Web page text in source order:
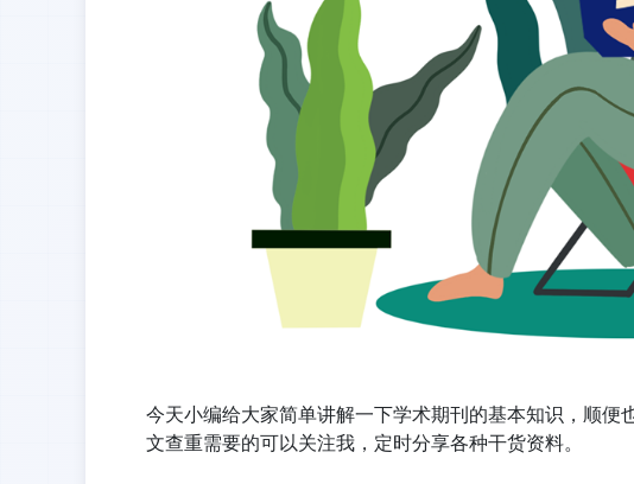
今天小编给大家简单讲解一下学术期刊的基本知识，顺
文查重需要的可以关注我，定时分享各种干货资料。